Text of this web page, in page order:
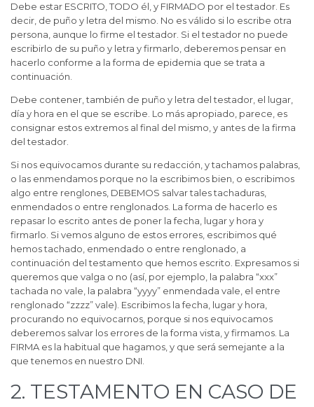
Debe estar ESCRITO, TODO él, y FIRMADO por el testador. Es
decir, de puño y letra del mismo. No es válido si lo escribe otra
persona, aunque lo firme el testador. Si el testador no puede
escribirlo de su puño y letra y firmarlo, deberemos pensar en
hacerlo conforme a la forma de epidemia que se trata a
continuación.
Debe contener, también de puño y letra del testador, el lugar,
día y hora en el que se escribe. Lo más apropiado, parece, es
consignar estos extremos al final del mismo, y antes de la firma
del testador.
Si nos equivocamos durante su redacción, y tachamos palabras,
o las enmendamos porque no la escribimos bien, o escribimos
algo entre renglones, DEBEMOS salvar tales tachaduras,
enmendados o entre renglonados. La forma de hacerlo es
repasar lo escrito antes de poner la fecha, lugar y hora y
firmarlo. Si vemos alguno de estos errores, escribimos qué
hemos tachado, enmendado o entre renglonado, a
continuación del testamento que hemos escrito. Expresamos si
queremos que valga o no (así, por ejemplo, la palabra “xxx”
tachada no vale, la palabra “yyyy” enmendada vale, el entre
renglonado “zzzz” vale). Escribimos la fecha, lugar y hora,
procurando no equivocarnos, porque si nos equivocamos
deberemos salvar los errores de la forma vista, y firmamos. La
FIRMA es la habitual que hagamos, y que será semejante a la
que tenemos en nuestro DNI.
2. TESTAMENTO EN CASO DE